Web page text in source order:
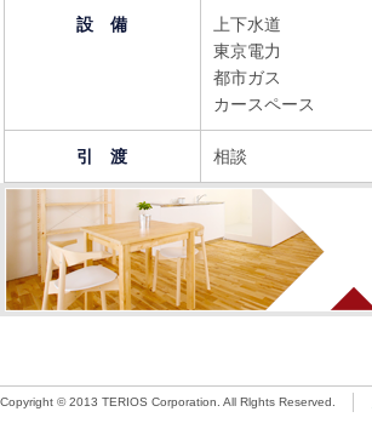
設 備
上下水道
東京電力
都市ガス
カースペース
引 渡 相談
Copyright © 2013 TERIOS Corporation. All Rlghts Reserved.